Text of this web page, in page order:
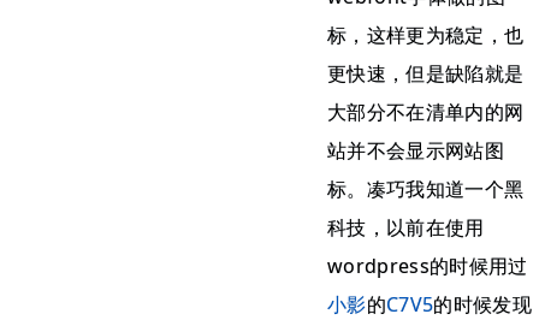
标，这样更为稳定，也
更快速，但是缺陷就是
大部分不在清单内的网
站并不会显示网站图
标。凑巧我知道一个黑
科技，以前在使用
wordpress的时候用过
小影的C7V5的时候发现